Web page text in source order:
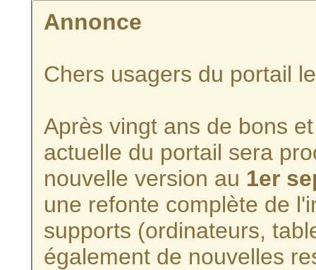
Annonce
Chers usagers du portail
Après vingt ans de bons
actuelle du portail sera
nouvelle version au 1er
une refonte complète de
supports (ordinateurs,
également de nouvelles